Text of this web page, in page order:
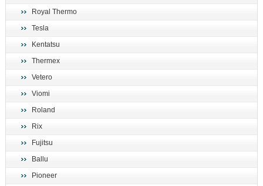
Royal Thermo
Tesla
Kentatsu
Thermex
Vetero
Viomi
Roland
Rix
Fujitsu
Ballu
Pioneer